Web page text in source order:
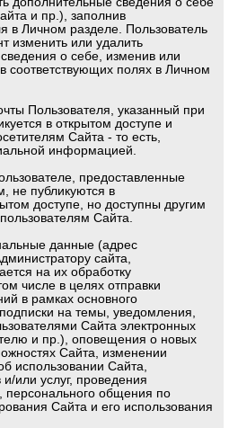
и пр.), заполнив
в Личном разделе. Пользователь
изменить или удалить
о себе, изменив или
полях в Личном
Пользователя, указанный при
в открытом доступе и
Сайта - то есть,
информацией.
предоставленные
не публикуются в
доступе, но доступны другим
Сайта.
данные (адрес
сайта,
на их обработку
числе в целях отправки
в рамках основного
на темы, уведомления,
Сайта электронных
и пр.), оповещения о новых
Сайта, изменении
использовании Сайта,
или услуг, проведения
персонального общения по
Сайта и его использования